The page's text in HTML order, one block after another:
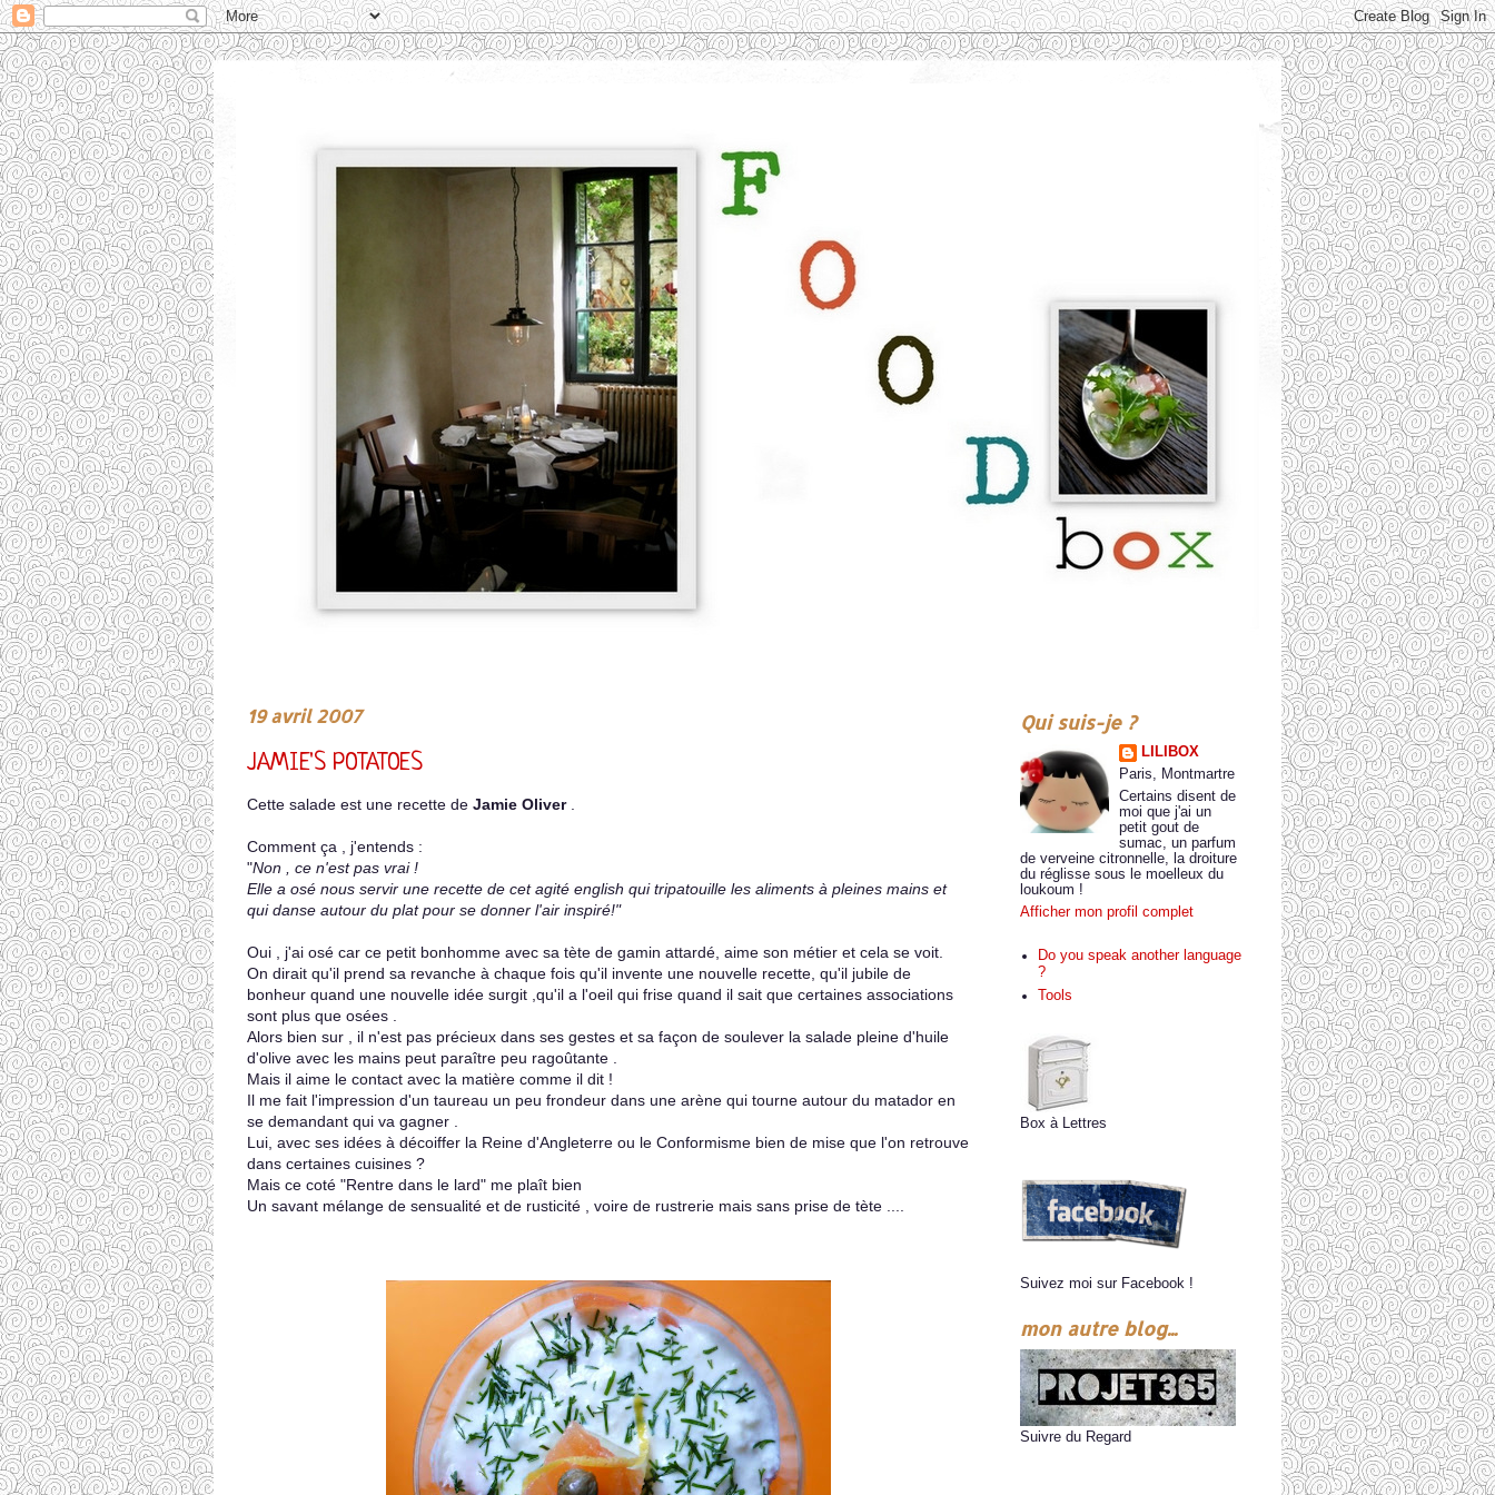
19 avril 2007
JAMIE'S POTATOES
Cette salade est une recette de Jamie Oliver.
Comment ça , j'entends :
"Non , ce n'est pas vrai !
Elle a osé nous servir une recette de cet agité english qui tripatouille les aliments à pleines mains et
qui danse autour du plat pour se donner l'air inspiré!"
Oui , j'ai osé car ce petit bonhomme avec sa tète de gamin attardé, aime son métier et cela se voit.
On dirait qu'il prend sa revanche à chaque fois qu'il invente une nouvelle recette, qu'il jubile de
bonheur quand une nouvelle idée surgit ,qu'il a l'oeil qui frise quand il sait que certaines associations
sont plus que osées .
Alors bien sur , il n'est pas précieux dans ses gestes et sa façon de soulever la salade pleine d'huile
d'olive avec les mains peut paraître peu ragoûtante .
Mais il aime le contact avec la matière comme il dit !
Il me fait l'impression d'un taureau un peu frondeur dans une arène qui tourne autour du matador en
se demandant qui va gagner .
Lui, avec ses idées à décoiffer la Reine d'Angleterre ou le Conformisme bien de mise que l'on retrouve
dans certaines cuisines ?
Mais ce coté "Rentre dans le lard" me plaît bien
Un savant mélange de sensualité et de rusticité , voire de rustrerie mais sans prise de tète ....
Qui suis-je ?
LILIBOX
Paris, Montmartre
Certains disent de
moi que j'ai un
petit gout de
sumac, un parfum
de verveine citronnelle, la droiture
du réglisse sous le moelleux du
loukoum !
Afficher mon profil complet
Do you speak another language
?
Tools
Box à Lettres
Suivez moi sur Facebook !
mon autre blog...
Suivre du Regard